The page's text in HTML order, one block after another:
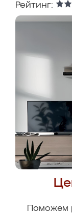
Рейтинг:
Поможем